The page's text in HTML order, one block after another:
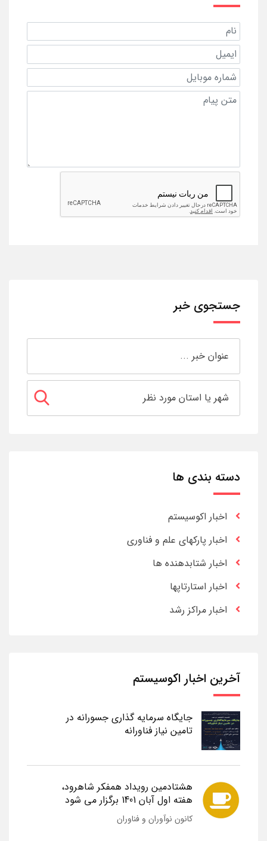
جستجوی خبر
دسته بندی ها
اخبار اکوسیستم
اخبار پارکهای علم و فناوری
اخبار شتابدهنده ها
اخبار استارتاپها
اخبار مراکز رشد
آخرین اخبار اکوسیستم
جایگاه سرمایه گذاری جسورانه در
تامین نیاز فناورانه
هشتادمین رویداد همفکر شاهرود،
هفته اول آبان 1401 برگزار می شود
کانون نوآوران و فناوران